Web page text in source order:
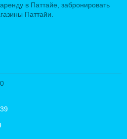
в Паттайе, забронировать
Паттайи.